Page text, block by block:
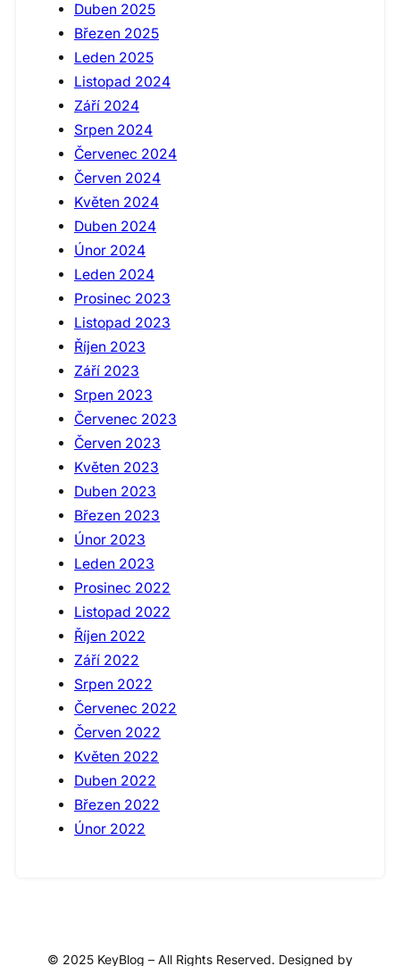
Duben 2025
Březen 2025
Leden 2025
Listopad 2024
Září 2024
Srpen 2024
Červenec 2024
Červen 2024
Květen 2024
Duben 2024
Únor 2024
Leden 2024
Prosinec 2023
Listopad 2023
Říjen 2023
Září 2023
Srpen 2023
Červenec 2023
Červen 2023
Květen 2023
Duben 2023
Březen 2023
Únor 2023
Leden 2023
Prosinec 2022
Listopad 2022
Říjen 2022
Září 2022
Srpen 2022
Červenec 2022
Červen 2022
Květen 2022
Duben 2022
Březen 2022
Únor 2022
© 2025 KeyBlog – All Rights Reserved. Designed by